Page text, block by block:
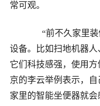
常可观。
“前不久家里装
设备。比如扫地机器人
它们科技感强，使用
京的李云举例表示，自
家里的智能坐便器就